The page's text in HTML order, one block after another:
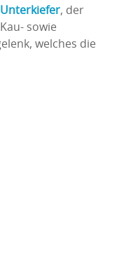
Unterkiefer, der
sowie
welches die